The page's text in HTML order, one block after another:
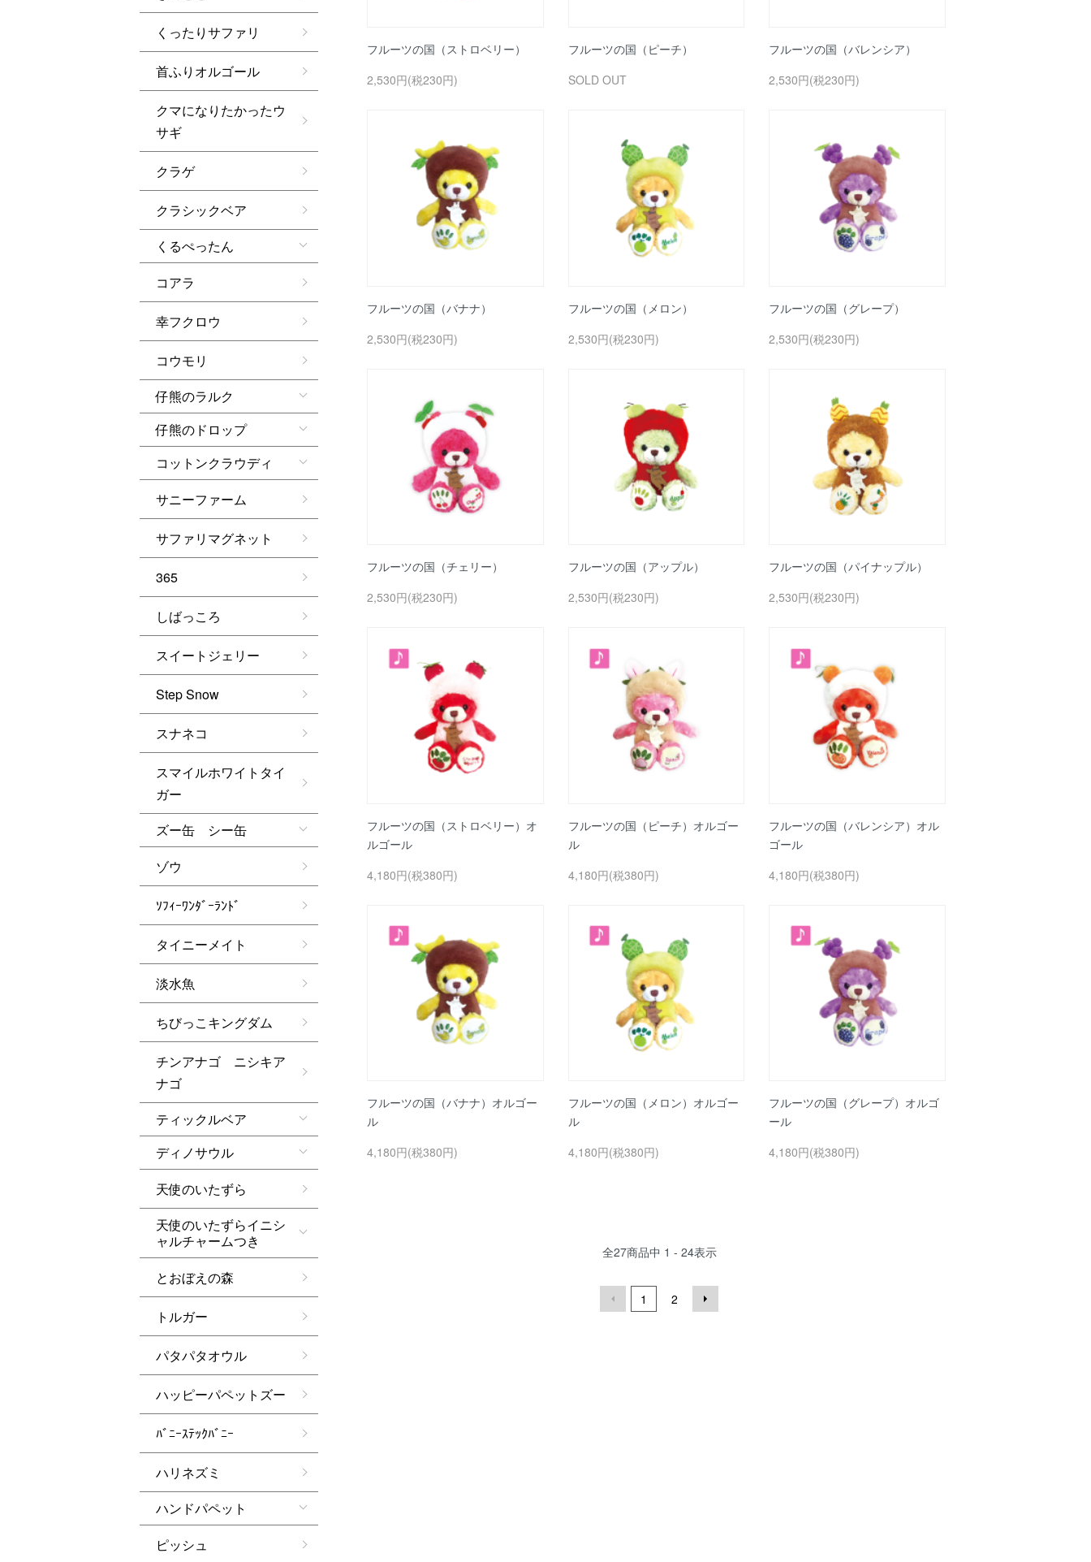
フルーツの国（ストロベリー）
2,530円(税230円)
フルーツの国（ピーチ）
SOLD OUT
フルーツの国（バレンシア）
2,530円(税230円)
フルーツの国（バナナ）
2,530円(税230円)
フルーツの国（メロン）
2,530円(税230円)
フルーツの国（グレープ）
2,530円(税230円)
フルーツの国（チェリー）
2,530円(税230円)
フルーツの国（アップル）
2,530円(税230円)
フルーツの国（パイナップル）
2,530円(税230円)
フルーツの国（ストロベリー）オ
ルゴール
4,180円(税380円)
フルーツの国（ピーチ）オルゴー
ル
4,180円(税380円)
フルーツの国（バレンシア）オル
ゴール
4,180円(税380円)
フルーツの国（バナナ）オルゴー
ル
4,180円(税380円)
フルーツの国（メロン）オルゴー
ル
4,180円(税380円)
フルーツの国（グレープ）オルゴ
ール
4,180円(税380円)
全27商品中 1 - 24表示
1 2
くったりサファリ
首ふりオルゴール
クマになりたかったウ
サギ
クラゲ
クラシックベア
くるぺったん
コアラ
幸フクロウ
コウモリ
仔熊のラルク
仔熊のドロップ
コットンクラウディ
サニーファーム
サファリマグネット
365
しばっころ
スイートジェリー
Step Snow
スナネコ
スマイルホワイトタイ
ガー
ズー缶 シー缶
ゾウ
ｿﾌｨｰﾜﾝﾀﾞｰﾗﾝﾄﾞ
タイニーメイト
淡水魚
ちびっこキングダム
チンアナゴ ニシキア
ナゴ
ティックルベア
ディノサウル
天使のいたずら
天使のいたずらイニシ
ャルチャームつき
とおぼえの森
トルガー
パタパタオウル
ハッピーパペットズー
ﾊﾞﾆｰｽﾃｯｸﾊﾞﾆｰ
ハリネズミ
ハンドパペット
ピッシュ